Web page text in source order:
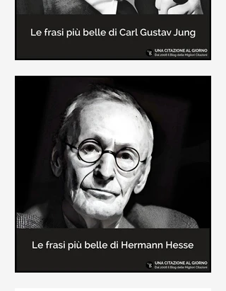
Le frasi più belle di Carl Gustav
In questa pagina sono raccolte le
frasi più belle di Carl Gustav Jung
tratte dai suoi libri più significativi
come "Libro Rosso"